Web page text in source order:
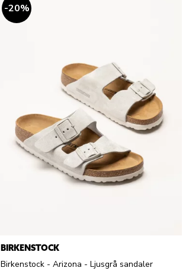
20%
BIRKENSTOCK
Birkenstock - Arizona - Ljusgrå sandaler